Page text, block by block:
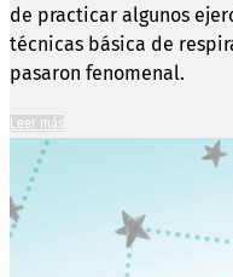
de practicar algunos
técnicas básica de
pasaron fenomenal.
Leer más